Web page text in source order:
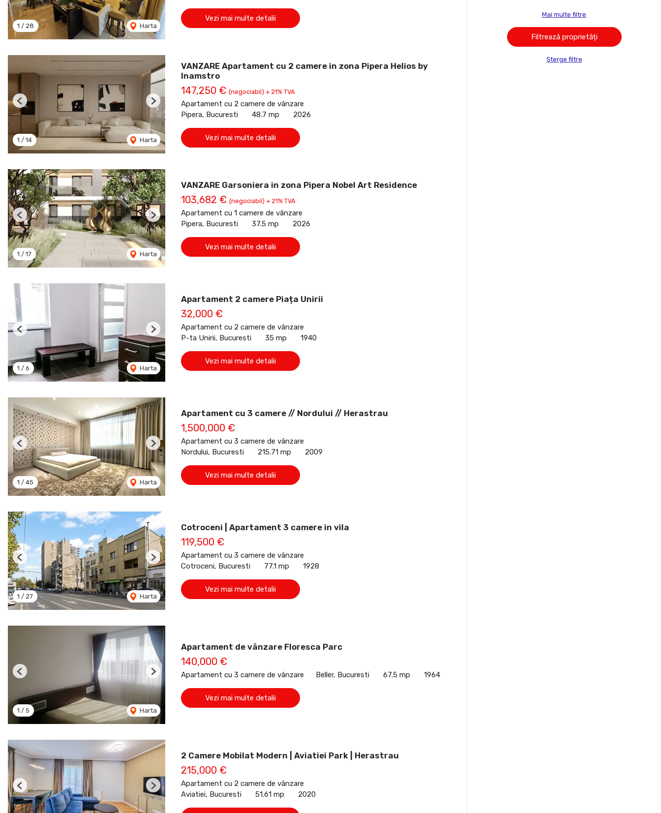
1 / 28 Harta
Vezi mai multe detalii
1 / 14 Harta
Previous Next
VANZARE Apartament cu 2 camere in zona Pipera Helios by
Inamstro
147,250 € (negociabil) + 21% TVA
Apartament cu 2 camere de vânzare
Pipera, Bucuresti
48.7 mp 2026
Vezi mai multe detalii
1 / 17 Harta
Previous Next
VANZARE Garsoniera in zona Pipera Nobel Art Residence
103,682 € (negociabil) + 21% TVA
Apartament cu 1 camere de vânzare
Pipera, Bucuresti
37.5 mp 2026
Vezi mai multe detalii
1 / 6 Harta
Previous Next
Apartament 2 camere Piața Unirii
32,000 €
Apartament cu 2 camere de vânzare
P-ta Unirii, Bucuresti
35 mp 1940
Vezi mai multe detalii
1 / 45 Harta
Previous Next
Apartament cu 3 camere // Nordului // Herastrau
1,500,000 €
Apartament cu 3 camere de vânzare
Nordului, Bucuresti
215.71 mp 2009
Vezi mai multe detalii
1 / 27 Harta
Previous Next
Cotroceni | Apartament 3 camere in vila
119,500 €
Apartament cu 3 camere de vânzare
Cotroceni, Bucuresti
77.1 mp 1928
Vezi mai multe detalii
1 / 5 Harta
Previous Next
Apartament de vânzare Floresca Parc
140,000 €
Apartament cu 3 camere de vânzare Beller, Bucuresti 67.5 mp 1964
Vezi mai multe detalii
Previous Next
2 Camere Mobilat Modern | Aviatiei Park | Herastrau
215,000 €
Apartament cu 2 camere de vânzare
Aviatiei, Bucuresti
51.61 mp 2020
Mai multe filtre
Șterge filtre